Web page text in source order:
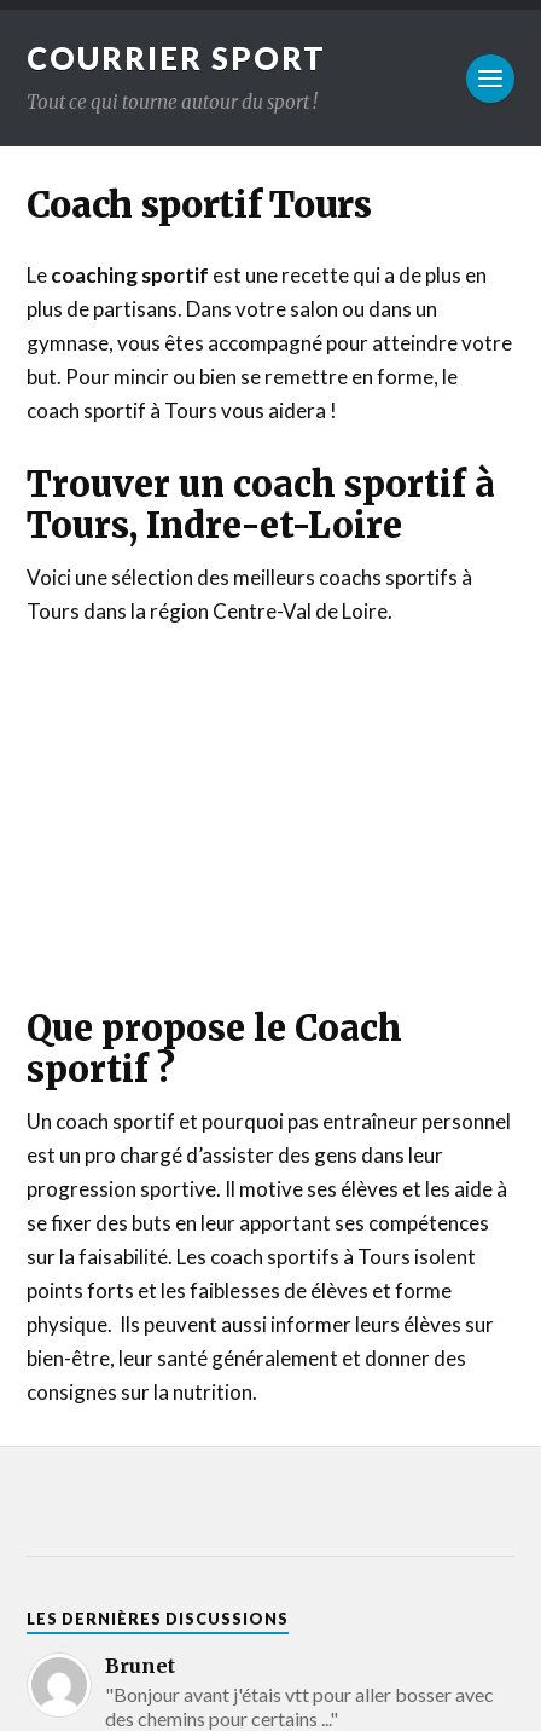
COURRIER SPORT
Tout ce qui tourne autour du sport !
Coach sportif Tours
Lecoaching sportif est une recette qui a de plus en
plus de partisans. Dans votre salon ou dans un
gymnase, vous êtes accompagné pour atteindre votre
but. Pour mincir ou bien se remettre en forme, le
coach sportif à Tours vous aidera !
Trouver un coach sportif à
Tours, Indre-et-Loire
Voici une sélection des meilleurs coachs sportifs à
Tours dans la région Centre-Val de Loire.
Que propose le Coach
sportif ?
Un coach sportif et pourquoi pas entraîneur personnel
est un pro chargé d’assister des gens dans leur
progression sportive. Il motive ses élèves et les aide à
se fixer des buts en leur apportant ses compétences
sur la faisabilité. Les coach sportifs à Tours isolent
points forts et les faiblesses de élèves et forme
physique. Ils peuvent aussi informer leurs élèves sur
bien-être, leur santé généralement et donner des
consignes sur la nutrition.
LES DERNIÈRES DISCUSSIONS
Brunet
"Bonjour avant j'étais vtt pour aller bosser avec
des chemins pour certains ..."